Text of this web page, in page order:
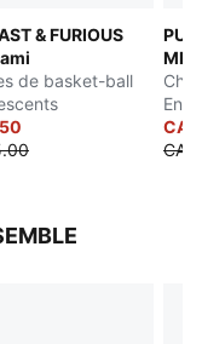
& FURIOUS
de basket-ball